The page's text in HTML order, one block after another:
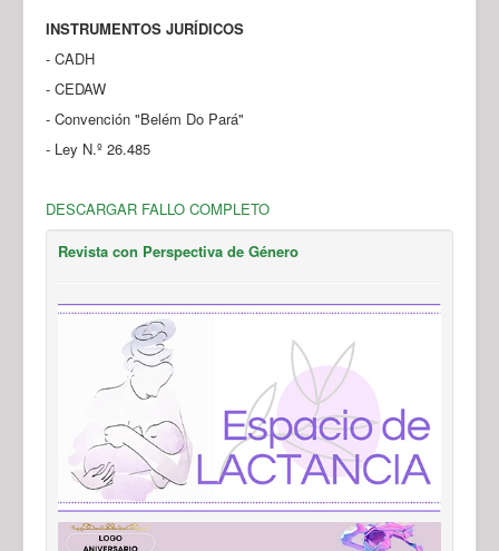
INSTRUMENTOS JURÍDICOS
- CADH
- CEDAW
- Convención "Belém Do Pará"
- Ley N.º 26.485
DESCARGAR FALLO COMPLETO
Revista con Perspectiva de Género